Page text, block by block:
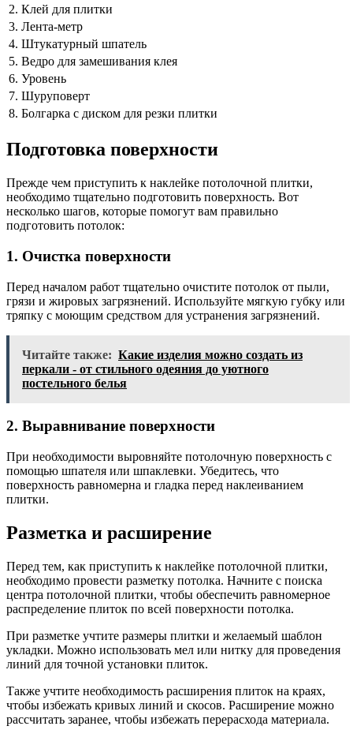
2. Клей для плитки
3. Лента-метр
4. Штукатурный шпатель
5. Ведро для замешивания клея
6. Уровень
7. Шуруповерт
8. Болгарка с диском для резки плитки
Подготовка поверхности
Прежде чем приступить к наклейке потолочной плитки,
необходимо тщательно подготовить поверхность. Вот
несколько шагов, которые помогут вам правильно
подготовить потолок:
1. Очистка поверхности
Перед началом работ тщательно очистите потолок от пыли,
грязи и жировых загрязнений. Используйте мягкую губку или
тряпку с моющим средством для устранения загрязнений.
Читайте также: Какие изделия можно создать из
перкали - от стильного одеяния до уютного
постельного белья
2. Выравнивание поверхности
При необходимости выровняйте потолочную поверхность с
помощью шпателя или шпаклевки. Убедитесь, что
поверхность равномерна и гладка перед наклеиванием
плитки.
Разметка и расширение
Перед тем, как приступить к наклейке потолочной плитки,
необходимо провести разметку потолка. Начните с поиска
центра потолочной плитки, чтобы обеспечить равномерное
распределение плиток по всей поверхности потолка.
При разметке учтите размеры плитки и желаемый шаблон
укладки. Можно использовать мел или нитку для проведения
линий для точной установки плиток.
Также учтите необходимость расширения плиток на краях,
чтобы избежать кривых линий и скосов. Расширение можно
рассчитать заранее, чтобы избежать перерасхода материала.